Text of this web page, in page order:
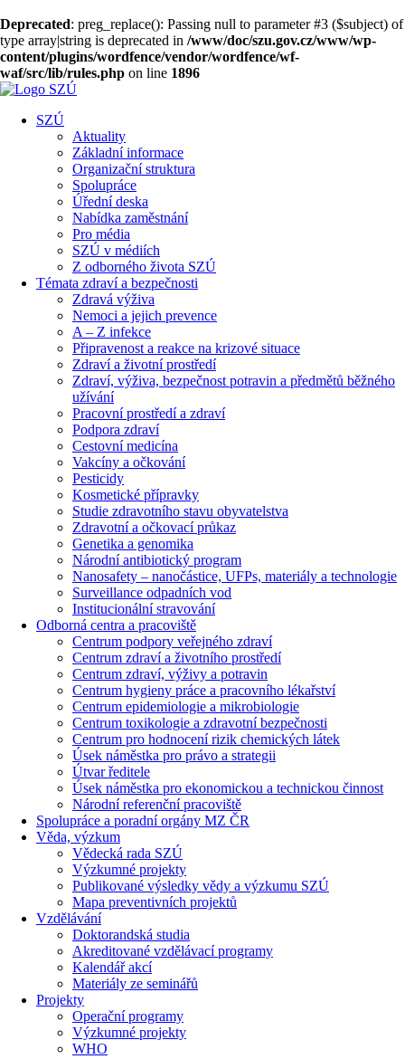
Deprecated: preg_replace(): Passing null to parameter #3 ($subject) of
type array|string is deprecated in /www/doc/szu.gov.cz/www/wp-
content/plugins/wordfence/vendor/wordfence/wf-
waf/src/lib/rules.php on line 1896
SZÚ
Aktuality
Základní informace
Organizační struktura
Spolupráce
Úřední deska
Nabídka zaměstnání
Pro média
SZÚ v médiích
Z odborného života SZÚ
Témata zdraví a bezpečnosti
Zdravá výživa
Nemoci a jejich prevence
A – Z infekce
Připravenost a reakce na krizové situace
Zdraví a životní prostředí
Zdraví, výživa, bezpečnost potravin a předmětů běžného
užívání
Pracovní prostředí a zdraví
Podpora zdraví
Cestovní medicína
Vakcíny a očkování
Pesticidy
Kosmetické přípravky
Studie zdravotního stavu obyvatelstva
Zdravotní a očkovací průkaz
Genetika a genomika
Národní antibiotický program
Nanosafety – nanočástice, UFPs, materiály a technologie
Surveillance odpadních vod
Institucionální stravování
Odborná centra a pracoviště
Centrum podpory veřejného zdraví
Centrum zdraví a životního prostředí
Centrum zdraví, výživy a potravin
Centrum hygieny práce a pracovního lékařství
Centrum epidemiologie a mikrobiologie
Centrum toxikologie a zdravotní bezpečnosti
Centrum pro hodnocení rizik chemických látek
Úsek náměstka pro právo a strategii
Útvar ředitele
Úsek náměstka pro ekonomickou a technickou činnost
Národní referenční pracoviště
Spolupráce a poradní orgány MZ ČR
Věda, výzkum
Vědecká rada SZÚ
Výzkumné projekty
Publikované výsledky vědy a výzkumu SZÚ
Mapa preventivních projektů
Vzdělávání
Doktorandská studia
Akreditované vzdělávací programy
Kalendář akcí
Materiály ze seminářů
Projekty
Operační programy
Výzkumné projekty
WHO